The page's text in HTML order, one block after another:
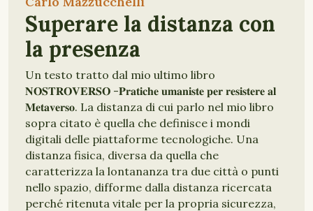
Superare la distanza con
la presenza
Un testo tratto dal mio ultimo libro
𝐍𝐎𝐒𝐓𝐑𝐎𝐕𝐄𝐑𝐒𝐎 -𝐏𝐫𝐚𝐭𝐢𝐜𝐡𝐞 𝐮𝐦𝐚𝐧𝐢𝐬𝐭𝐞 𝐩𝐞𝐫 𝐫𝐞𝐬𝐢𝐬𝐭𝐞𝐫𝐞 𝐚𝐥
𝐌𝐞𝐭𝐚𝐯𝐞𝐫𝐬𝐨. La distanza di cui parlo nel mio libro
sopra citato è quella che definisce i mondi
digitali delle piattaforme tecnologiche. Una
distanza fisica, diversa da quella che
caratterizza la lontananza tra due città o punti
nello spazio, difforme dalla distanza ricercata
perché ritenuta vitale per la propria sicurezza,